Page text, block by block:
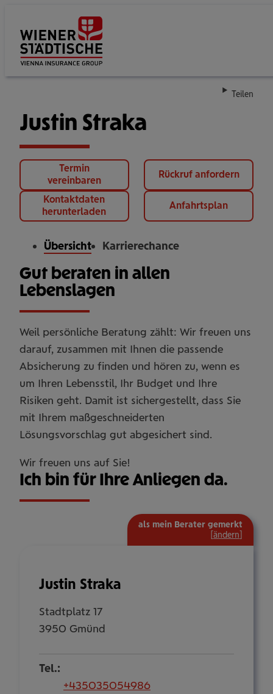
Teilen
Justin Straka
Termin
vereinbaren
Rückruf anfordern
Kontaktdaten
herunterladen
Anfahrtsplan
Übersicht Karrierechance
Gut beraten in allen
Lebenslagen
Weil persönliche Beratung zählt: Wir freuen uns
darauf, zusammen mit Ihnen die passende
Absicherung zu finden und hören zu, wenn es
um Ihren Lebensstil, Ihr Budget und Ihre
Risiken geht. Damit ist sichergestellt, dass Sie
mit Ihrem maßgeschneiderten
Lösungsvorschlag gut abgesichert sind.
Wir freuen uns auf Sie!
Ich bin für Ihre Anliegen da.
Justin Straka
Stadtplatz 17
3950 Gmünd
Tel.:
+435035054986
als mein Berater gemerkt
ändern